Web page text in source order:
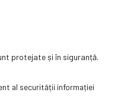
protejate și în siguranță.
al securității informației